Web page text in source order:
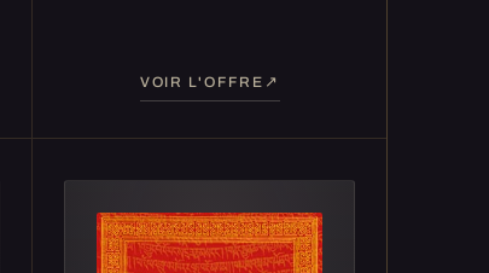
VOIR L'OFFRE